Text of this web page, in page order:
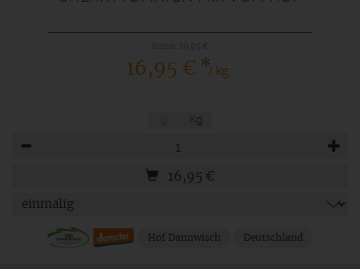
16,95 € */ kg
Kg
16,95 €
Hof Dannwisch Deutschland